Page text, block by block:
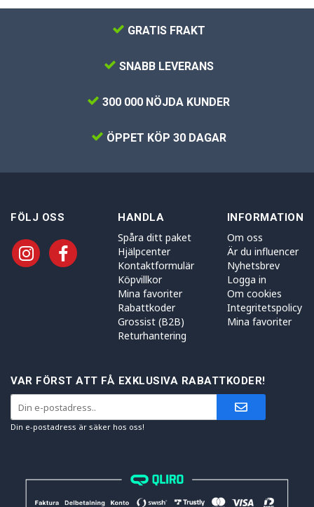
GRATIS FRAKT
SNABB LEVERANS
300 000 NÖJDA KUNDER
ÖPPET KÖP 30 DAGAR
FÖLJ OSS HANDLA
Spåra ditt paket
Hjälpcenter
Kontaktformulär
Köpvillkor
Mina favoriter
Rabattkoder
Grossist (B2B)
Returhantering
INFORMATION
Om oss
Är du influencer
Nyhetsbrev
Logga in
Om cookies
Integritetspolicy
Mina favoriter
VAR FÖRST ATT FÅ EXKLUSIVA RABATTKODER!
Din e-postadress är säker hos oss!